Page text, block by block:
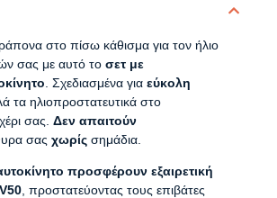
στο πίσω κάθισμα για τον ήλιο
σας με αυτό τοσετ με
. Σχεδιασμένα για εύκολη
τα ηλιοπροστατευτικά στο
σας. Δεν απαιτούν
σας χωρίς σημάδια.
προσφέρουν εξαιρετική
, προστατεύοντας τους επιβάτες